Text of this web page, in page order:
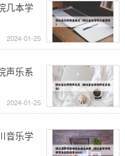
几本学
2024-01-25
声乐系
2024-01-25
音乐学